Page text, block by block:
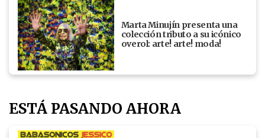
Marta Minujín presenta una
colección tributo a su icónico
overol: arte! arte! moda!
ESTÁ PASANDO AHORA